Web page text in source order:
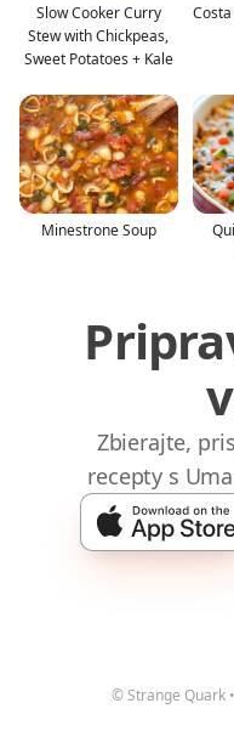
Slow Cooker Curry
Stew with Chickpeas,
Sweet Potatoes + Kale
Minestrone Soup
Zbierajte,
recepty s
© Strange Quark •